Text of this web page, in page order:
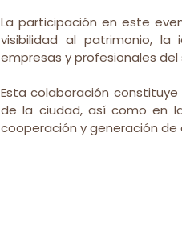
La participación en este
visibilidad al patrimonio,
empresas y profesionales
Esta colaboración
de la ciudad, así como en
cooperación y generación